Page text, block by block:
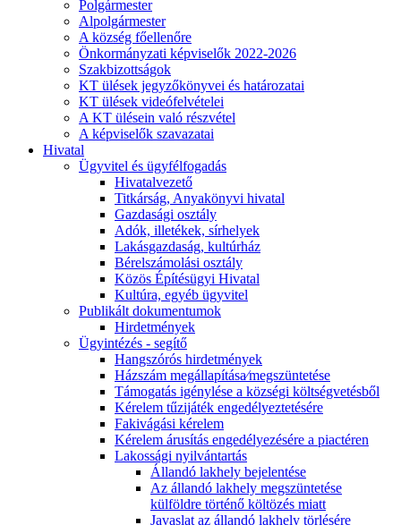
Polgármester
Alpolgármester
A község főellenőre
Önkormányzati képviselők 2022-2026
Szakbizottságok
KT ülések jegyzőkönyvei és határozatai
KT ülések videófelvételei
A KT ülésein való részvétel
A képviselők szavazatai
Hivatal
Ügyvitel és ügyfélfogadás
Hivatalvezető
Titkárság, Anyakönyvi hivatal
Gazdasági osztály
Adók, illetékek, sírhelyek
Lakásgazdaság, kultúrház
Bérelszámolási osztály
Közös Építésügyi Hivatal
Kultúra, egyéb ügyvitel
Publikált dokumentumok
Hirdetmények
Ügyintézés - segítő
Hangszórós hirdetmények
Házszám megállapítása⁄megszüntetése
Támogatás igénylése a községi költségvetésből
Kérelem tűzijáték engedélyeztetésére
Fakivágási kérelem
Kérelem árusítás engedélyezésére a piactéren
Lakossági nyilvántartás
Állandó lakhely bejelentése
Az állandó lakhely megszüntetése
külföldre történő költözés miatt
Javaslat az állandó lakhely törlésére